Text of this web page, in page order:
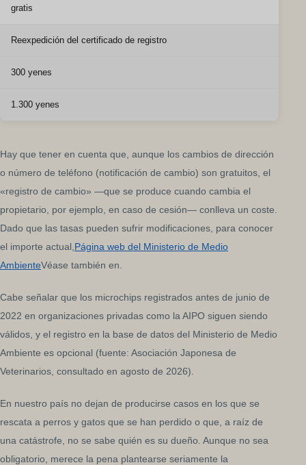
gratis
Reexpedición del certificado de registro
300 yenes
1.300 yenes
Hay que tener en cuenta que, aunque los cambios de dirección
o número de teléfono (notificación de cambio) son gratuitos, el
«registro de cambio» —que se produce cuando cambia el
propietario, por ejemplo, en caso de cesión— conlleva un coste.
Dado que las tasas pueden sufrir modificaciones, para conocer
el importe actual, Página web del Ministerio de Medio
AmbienteVéase también en.
Cabe señalar que los microchips registrados antes de junio de
2022 en organizaciones privadas como la AIPO siguen siendo
válidos, y el registro en la base de datos del Ministerio de Medio
Ambiente es opcional (fuente: Asociación Japonesa de
Veterinarios, consultado en agosto de 2026).
En nuestro país no dejan de producirse casos en los que se
rescata a perros y gatos que se han perdido o que, a raíz de
una catástrofe, no se sabe quién es su dueño. Aunque no sea
obligatorio, merece la pena plantearse seriamente la